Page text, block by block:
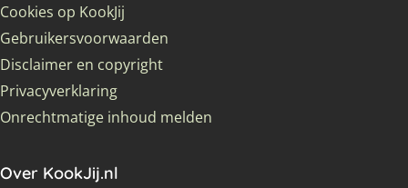
Cookies op KookJij
Gebruikersvoorwaarden
Disclaimer en copyright
Privacyverklaring
Onrechtmatige inhoud melden
Over KookJij.nl